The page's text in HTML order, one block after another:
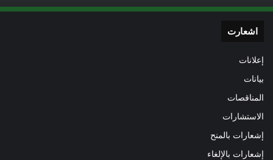
اشعارت
إعلانات
بيانات
المناقصات
الاستشارات
إشعارات بالمنح
إشعارات بالإلغاء